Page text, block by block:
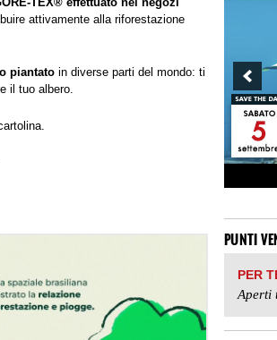
attivamente alla riforestazione
piantato in diverse parti del mondo: ti
il tuo albero.
PUNTI
PER
Aperti